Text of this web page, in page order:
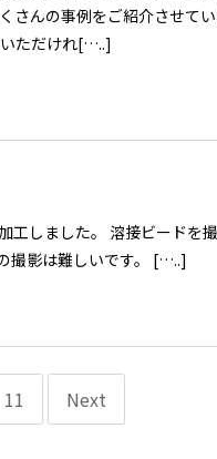
さんの事例をご紹介させて
ただけれ[…..]
しました。 溶接ビードを
撮影は難しいです。 […..]
11 Next